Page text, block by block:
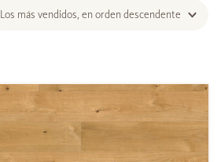
Los más vendidos, en orden descendente